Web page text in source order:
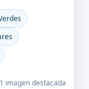
1 imagen destacada